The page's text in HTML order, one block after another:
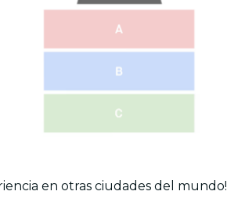
en otras ciudades del mundo!